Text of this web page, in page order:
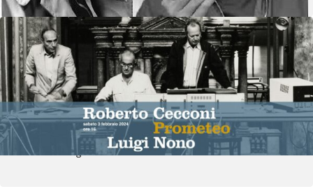
Roberto Cecconi, Prometeo, Luigi
Nono
3 febbraio 2024- 3 febbraio 2024
Seminari,Tavole rotonde
Vedi dettagli